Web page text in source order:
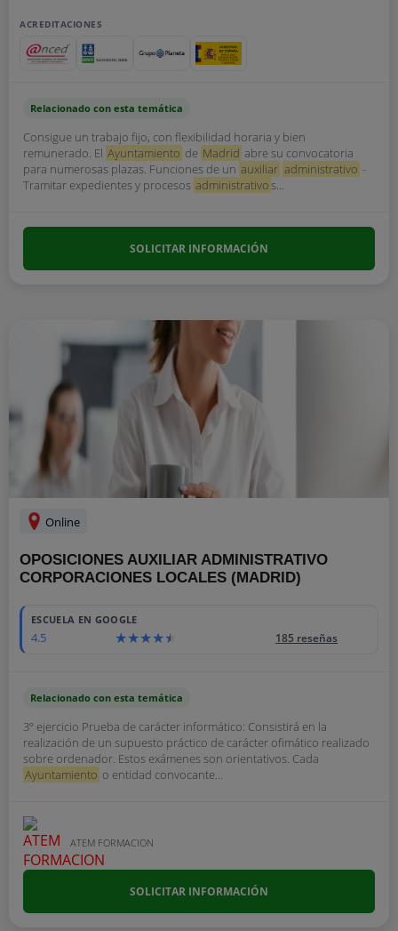
ACREDITACIONES
Relacionado con esta temática
Consigue un trabajo fijo, con flexibilidad horaria y bien
remunerado. El Ayuntamiento de Madrid abre su convocatoria
para numerosas plazas. Funciones de un auxiliar administrativo -
Tramitar expedientes y procesos administrativos...
SOLICITAR INFORMACIÓN
Online
OPOSICIONES AUXILIAR ADMINISTRATIVO
CORPORACIONES LOCALES (MADRID)
ESCUELA EN GOOGLE
4.5 185 reseñas
Relacionado con esta temática
3º ejercicio Prueba de carácter informático: Consistirá en la
realización de un supuesto práctico de carácter ofimático realizado
sobre ordenador. Estos exámenes son orientativos. Cada
Ayuntamiento o entidad convocante...
ATEM FORMACION
SOLICITAR INFORMACIÓN